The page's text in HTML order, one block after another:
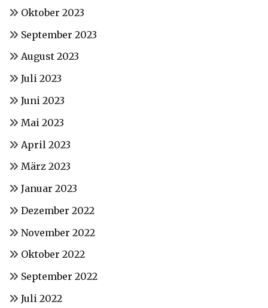
Oktober 2023
September 2023
August 2023
Juli 2023
Juni 2023
Mai 2023
April 2023
März 2023
Januar 2023
Dezember 2022
November 2022
Oktober 2022
September 2022
Juli 2022